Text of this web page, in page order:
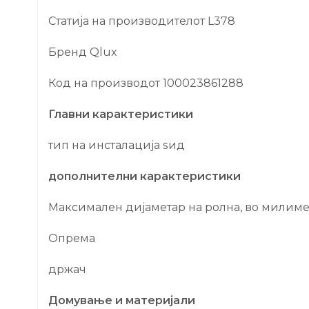
Статија на производителот L378
Бренд Qlux
Код на производот 100023861288
Главни карактеристики
тип на инсталација ѕид
дополнителни карактеристики
Максимален дијаметар на ролна, во
Опрема
држач
Домување и материјали